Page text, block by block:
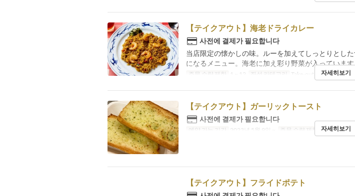
【テイクアウト】海老ドライカレー
사전에 결제가 필요합니다
当店限定の懐かしの味。ルーを加えてしっとりとし
になるメニュー。海老に加え彩り野菜が入っています
주문 수량 제한 1 ~ 12 좌석 카테고리 Take-out 자세히보기
【テイクアウト】ガーリックトースト
사전에 결제가 필요합니다
예약 가능 기간 2023년 5월 9일 ~ 주문 수량 제한 1 ~ 12 좌
자세히보기
【テイクアウト】フライドポテト